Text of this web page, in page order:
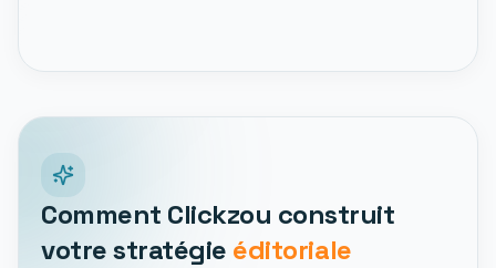
Comment Clickzou construit
votre stratégie éditoriale